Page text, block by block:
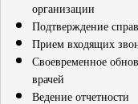
организации
Подтверждение
Прием входящих
Своевременное
врачей
Ведение отчетности